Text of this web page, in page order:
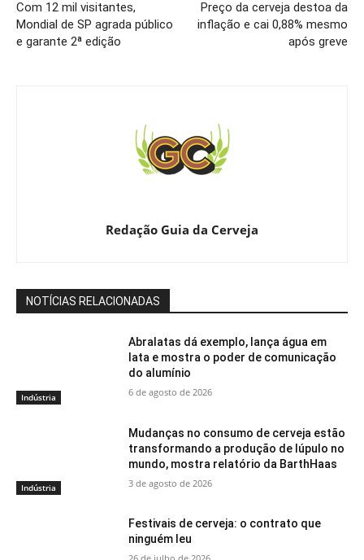
Com 12 mil visitantes,
Mondial de SP agrada público
e garante 2ª edição
Preço da cerveja destoa da
inflação e cai 0,88% mesmo
após greve
Redação Guia da Cerveja
NOTÍCIAS RELACIONADAS
Indústria
Abralatas dá exemplo, lança água em
lata e mostra o poder de comunicação
do alumínio
6 de agosto de 2026
Indústria
Mudanças no consumo de cerveja estão
transformando a produção de lúpulo no
mundo, mostra relatório da BarthHaas
3 de agosto de 2026
Festivais de cerveja: o contrato que
ninguém leu